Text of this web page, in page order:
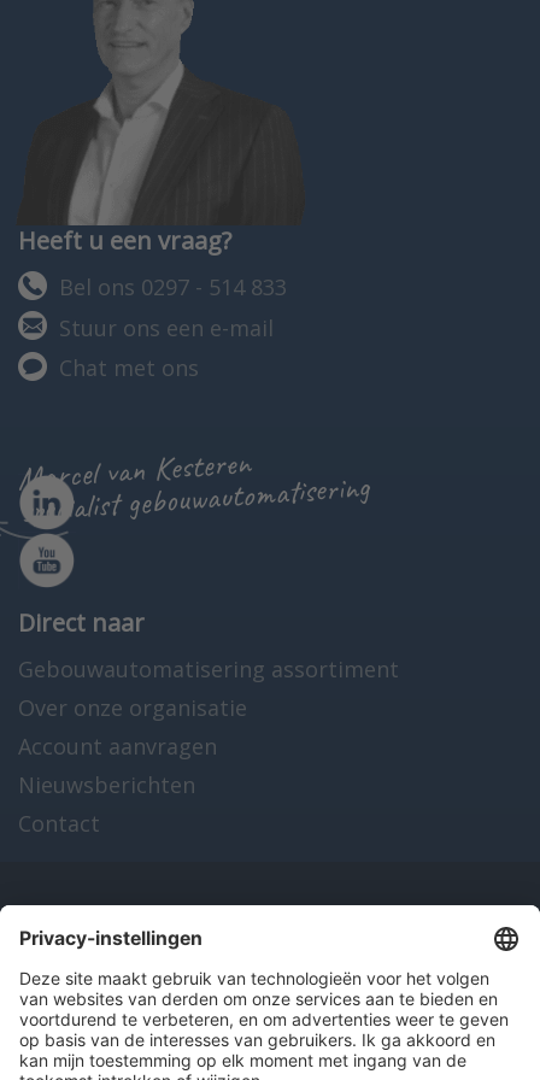
Heeft u een vraag?
Bel ons 0297 - 514 833
Stuur ons een e-mail
Chat met ons
Marcel van Kesteren
specialist gebouwautomatisering
Direct naar
Gebouwautomatisering assortiment
Over onze organisatie
Account aanvragen
Nieuwsberichten
Contact
Onze producten
en diensten
Over Hitma
Algemene voorwaarden Disclaimer Colofon